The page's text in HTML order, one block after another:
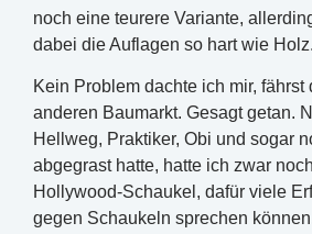
noch eine teurere Variante,
dabei die Auflagen so hart wie Holz.
Kein Problem dachte ich mir, fährst
anderen Baumarkt. Gesagt getan.
Hellweg, Praktiker, Obi und sogar
abgegrast hatte, hatte ich zwar
Hollywood-Schaukel, dafür viele
gegen Schaukeln sprechen